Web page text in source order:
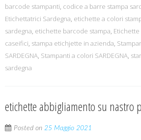
barcode stampanti, codice a barre stampa
Etichettatrici Sardegna, etichette a colori
sardegna, etichette barcode stampa, Etichette
caseifici, stampa etichjette in azienda,
SARDEGNA, Stampanti a colori SARDEGNA,
sardegna
etichette abbigliamento su nastro
Posted on 25 Maggio 2021